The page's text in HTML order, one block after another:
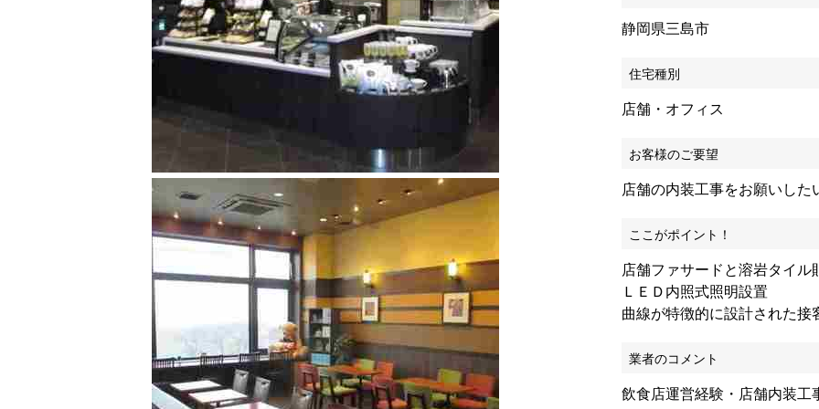
静岡県三島市
住宅種別
店舗・オフィス
お客様のご要望
店舗の内装工事をお願いした
ここがポイント！
店舗ファサードと溶岩タイル
ＬＥＤ内照式照明設置
曲線が特徴的に設計された接
業者のコメント
飲食店運営経験・店舗内装